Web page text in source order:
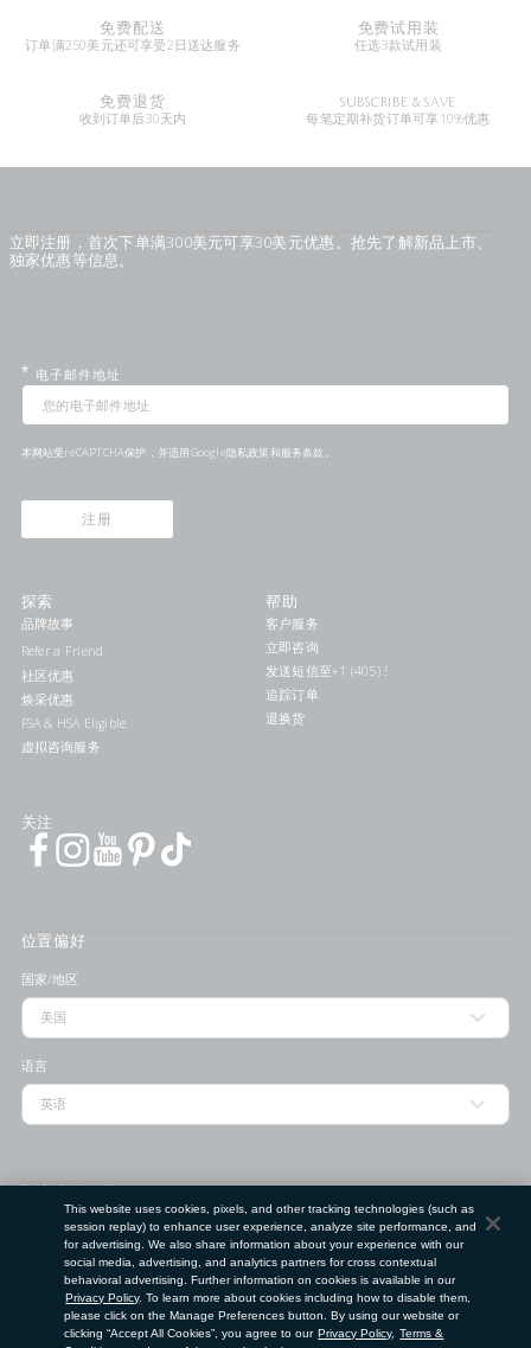
免费配送
订单满250美元还可享受2日送达服务
免费试用装
任选3款试用装
免费退货
收到订单后30天内
SUBSCRIBE & SAVE
每笔定期补货订单可享10%优惠
立即注册，首次下单满300美元可享30美元优惠。抢先了解新品上市、
独家优惠等信息。
* 电子邮件地址
本网站受reCAPTCHA保护，并适用Google隐私政策和服务条款 。
注册
探索
品牌故事
Refer a Friend
社区优惠
焕采优惠
FSA & HSA Eligible
虚拟咨询服务
帮助
客户服务
立即咨询
发送短信至+1 (405) 578-7046联系我们
追踪订单
退换货
关注
位置偏好
国家/地区
语言
邮政编码
提交
使用条款 隐私政策 请勿出售或分享我的个人信息
This website uses cookies, pixels, and other tracking technologies (such as
session replay) to enhance user experience, analyze site performance, and
for advertising. We also share information about your experience with our
social media, advertising, and analytics partners for cross contextual
behavioral advertising. Further information on cookies is available in our
Privacy Policy. To learn more about cookies including how to disable them,
please click on the Manage Preferences button. By using our website or
clicking “Accept All Cookies”, you agree to our Privacy Policy, Terms &